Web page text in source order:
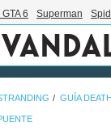
6 Superman
GUÍA